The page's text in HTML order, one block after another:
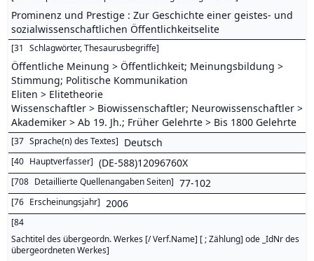
Prominenz und Prestige : Zur Geschichte einer geistes- und
sozialwissenschaftlichen Öffentlichkeitselite
[31 Schlagwörter, Thesaurusbegriffe]
Öffentliche Meinung > Öffentlichkeit; Meinungsbildung >
Stimmung; Politische Kommunikation
Eliten > Elitetheorie
Wissenschaftler > Biowissenschaftler; Neurowissenschaftler >
Akademiker > Ab 19. Jh.; Früher Gelehrte > Bis 1800 Gelehrte
[37 Sprache(n) des Textes] Deutsch
[40 Hauptverfasser] (DE-588)12096760X
[708 Detaillierte Quellenangaben Seiten] 77-102
[76 Erscheinungsjahr] 2006
[84
Sachtitel des übergeordn. Werkes [/ Verf.Name] [ ; Zählung] ode _IdNr des
übergeordneten Werkes]